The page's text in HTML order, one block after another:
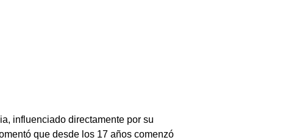
influenciado directamente por su
que desde los 17 años comenzó